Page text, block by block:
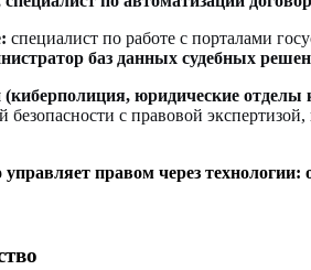
специалист по работе с порталами
баз данных судебных
(киберполиция, юридические
с правовой
правом через технологии: